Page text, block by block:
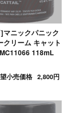
マニックパニック
クリーム キャット
118mL
小売価格 2,800円